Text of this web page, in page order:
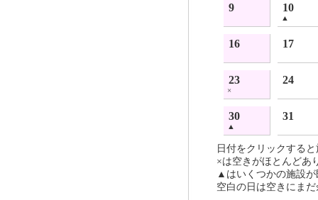
9 10
▲
16 17
23
×
24
30
▲
31
日付をクリックする
×は空きがほとんどあ
▲ はいくつかの施設
空白の日は空きにま